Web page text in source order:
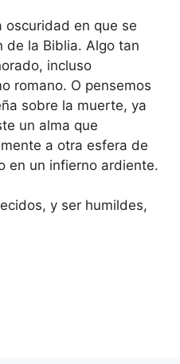
oscuridad en que se
de la Biblia. Algo tan
incluso
romano. O pensemos
sobre la muerte, ya
un alma que
a otra esfera de
en un infierno ardiente.
y ser humildes,